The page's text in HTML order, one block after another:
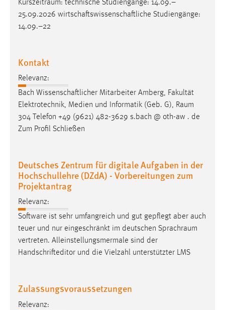
Kurszeitraum: technische Studiengänge: 14.09.–
25.09.2026 wirtschaftswissenschaftliche Studiengänge:
14.09.–22
Kontakt
Relevanz:
Bach Wissenschaftlicher Mitarbeiter Amberg, Fakultät
Elektrotechnik, Medien und Informatik (Geb. G), Raum
304 Telefon +49 (9621) 482-3629 s.bach @ oth-aw . de
Zum Profil Schließen
Deutsches Zentrum für digitale Aufgaben in der
Hochschullehre (DZdA) - Vorbereitungen zum
Projektantrag
Relevanz:
Software ist sehr umfangreich und gut gepflegt aber auch
teuer und nur eingeschränkt im deutschen Sprachraum
vertreten. Alleinstellungsmermale sind der
Handschrifteditor und die Vielzahl unterstützter LMS
Zulassungsvoraussetzungen
Relevanz:
EXTERNE MEDIEN
Um Inhalte von Videoplattformen und Social Media
Plattformen anzeigen zu können, werden von diesen
YouTube
Vimeo